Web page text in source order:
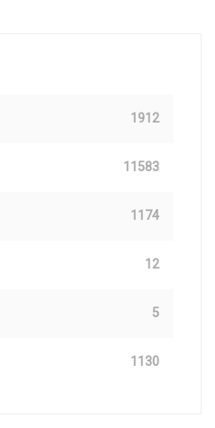
1912
11583
1174
12
5
1130